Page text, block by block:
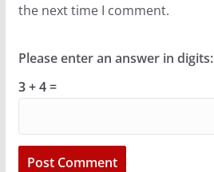
the next time I comment.
Please enter an answer in digits:
3 + 4 =